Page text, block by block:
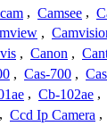
, Camsee ,
,
, Canon ,
, Cas-700 ,
, Cb-102ae ,
, Ccd Ip Camera ,